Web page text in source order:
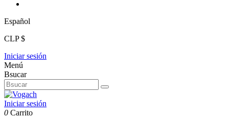
Español
CLP $
Iniciar sesión
Menú
Bsucar
Iniciar sesión
0 Carrito